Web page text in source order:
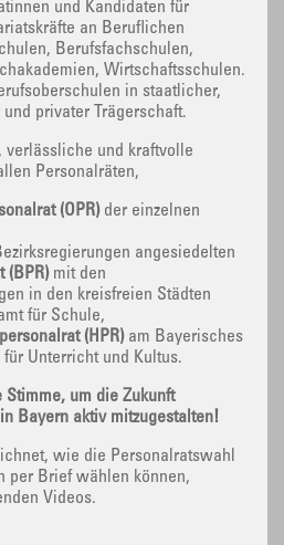
und Kandidaten für
an Beruflichen
Berufsfachschulen,
Wirtschaftsschulen.
in staatlicher,
privater Trägerschaft.
verlässliche und kraftvolle
Personalräten,
(ÖPR)der einzelnen
angesiedelten
(BPR)mit den
in den kreisfreien Städten
für Schule,
(HPR)am Bayerisches
Unterricht und Kultus.
Stimme, um die Zukunft
Bayern aktiv mitzugestalten!
wie die Personalratswahl
per Brief wählen können,
Videos.